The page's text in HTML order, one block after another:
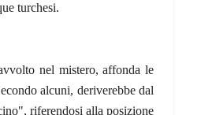
turchesi.
nel mistero, affonda le
alcuni, deriverebbe dal
riferendosi alla posizione